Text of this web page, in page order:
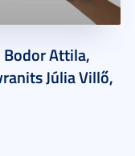
Bodor Attila,
Júlia Villő,